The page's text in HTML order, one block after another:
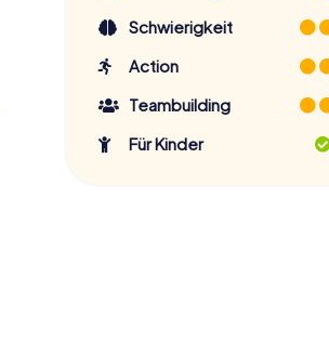
Schwierigkeit
Action
Teambuilding
Für Kinder